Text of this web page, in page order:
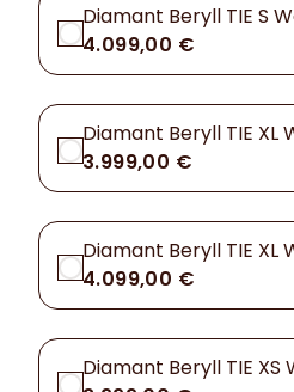
Diamant Beryll TIE S
4.099,00 €
Diamant Beryll TIE XL
3.999,00 €
Diamant Beryll TIE XL
4.099,00 €
Diamant Beryll TIE XS